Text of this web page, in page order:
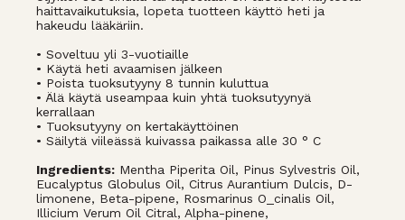
haittavaikutuksia, lopeta tuotteen käyttö heti ja
hakeudu lääkäriin.
• Soveltuu yli 3-vuotiaille
• Käytä heti avaamisen jälkeen
• Poista tuoksutyyny 8 tunnin kuluttua
• Älä käytä useampaa kuin yhtä tuoksutyynyä
kerrallaan
• Tuoksutyyny on kertakäyttöinen
• Säilytä viileässä kuivassa paikassa alle 30 ° C
Ingredients: Mentha Piperita Oil, Pinus Sylvestris Oil,
Eucalyptus Globulus Oil, Citrus Aurantium Dulcis, D-
limonene, Beta-pipene, Rosmarinus O_cinalis Oil,
Illicium Verum Oil Citral, Alpha-pinene,